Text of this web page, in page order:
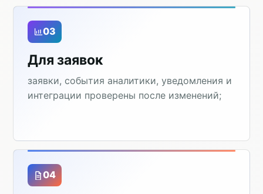
03
Для заявок
заявки, события аналитики, уведомления и
интеграции проверены после изменений;
04